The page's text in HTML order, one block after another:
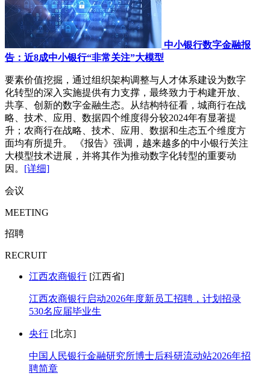
中小银行数字金融报
告：近8成中小银行“非常关注”大模型
要素价值挖掘，通过组织架构调整与人才体系建设为数字
化转型的深入实施提供有力支撑，最终致力于构建开放、
共享、创新的数字金融生态。从结构特征看，城商行在战
略、技术、应用、数据四个维度得分较2024年有显著提
升；农商行在战略、技术、应用、数据和生态五个维度方
面均有所提升。 《报告》强调，越来越多的中小银行关注
大模型技术进展，并将其作为推动数字化转型的重要动
因。 [详细]
会议
MEETING
招聘
RECRUIT
江西农商银行 [江西省]
江西农商银行启动2026年度新员工招聘，计划招录
530名应届毕业生
央行 [北京]
中国人民银行金融研究所博士后科研流动站2026年招
聘简章